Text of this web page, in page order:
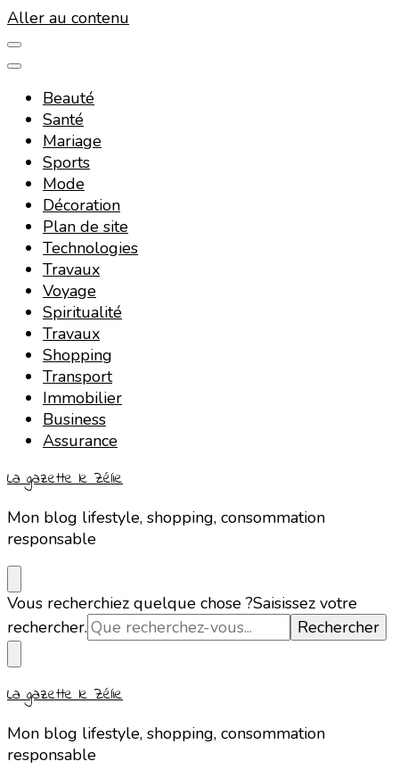
Aller au contenu
Beauté
Santé
Mariage
Sports
Mode
Décoration
Plan de site
Technologies
Travaux
Voyage
Spiritualité
Travaux
Shopping
Transport
Immobilier
Business
Assurance
La gazette le Zélie
Mon blog lifestyle, shopping, consommation
responsable
Vous recherchiez quelque chose ?Saisissez votre
rechercher.
La gazette le Zélie
Mon blog lifestyle, shopping, consommation
responsable